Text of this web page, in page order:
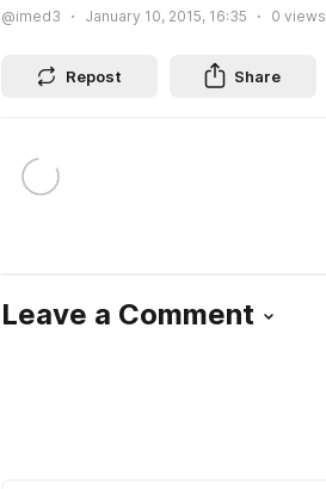
@imed3 January 10, 2015, 16:35 0 views
Repost Share
Leave a Comment